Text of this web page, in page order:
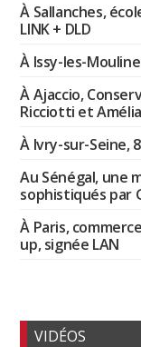
À Sallanches,
LINK + DLD
À Issy-les-
À Ajaccio,
Ricciotti et
À Ivry-sur-Seine,
Au Sénégal, une
sophistiqués par
À Paris,
up, signée LAN
VIDÉOS